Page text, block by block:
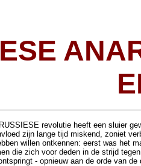
revolutie heeft een sluier
zijn lange tijd miskend, zoniet
willen ontkennen: eerst was het
die zich voor deden in de strijd
- opnieuw aan de orde van de